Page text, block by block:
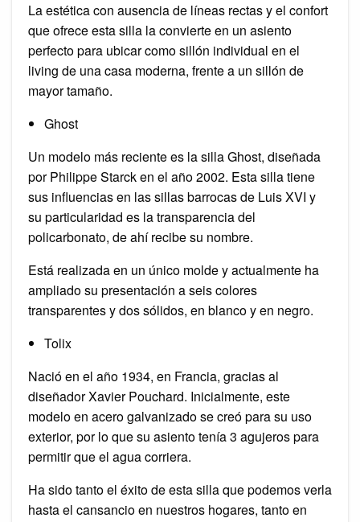
La estética con ausencia de líneas rectas y el confort
que ofrece esta silla la convierte en un asiento
perfecto para ubicar como sillón individual en el
living de una casa moderna, frente a un sillón de
mayor tamaño.
Ghost
Un modelo más reciente es la silla Ghost, diseñada
por Philippe Starck en el año 2002. Esta silla tiene
sus influencias en las sillas barrocas de Luis XVI y
su particularidad es la transparencia del
policarbonato, de ahí recibe su nombre.
Está realizada en un único molde y actualmente ha
ampliado su presentación a seis colores
transparentes y dos sólidos, en blanco y en negro.
Tolix
Nació en el año 1934, en Francia, gracias al
diseñador Xavier Pouchard. Inicialmente, este
modelo en acero galvanizado se creó para su uso
exterior, por lo que su asiento tenía 3 agujeros para
permitir que el agua corriera.
Ha sido tanto el éxito de esta silla que podemos verla
hasta el cansancio en nuestros hogares, tanto en